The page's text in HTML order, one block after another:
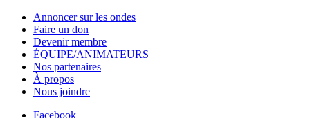
Annoncer sur les ondes
Faire un don
Devenir membre
ÉQUIPE/ANIMATEURS
Nos partenaires
À propos
Nous joindre
Facebook